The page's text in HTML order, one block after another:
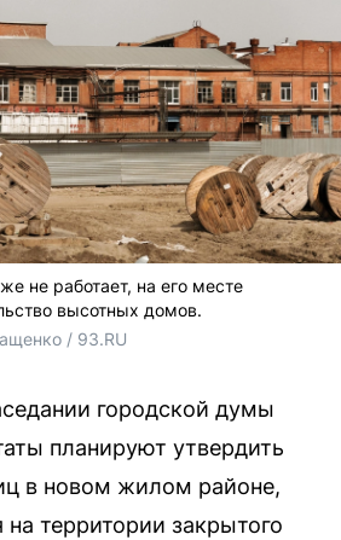
не работает, на его месте
высотных домов.
/ 93.RU
городской думы
планируют утвердить
в новом жилом районе,
территории закрытого